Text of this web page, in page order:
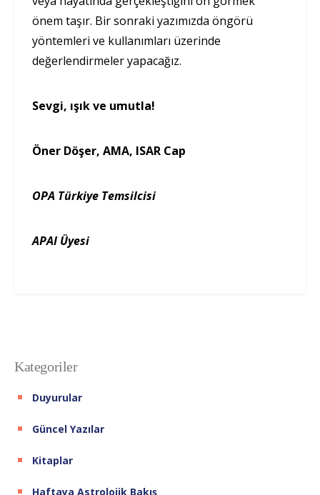
önem taşır. Bir sonraki yazımızda öngörü
yöntemleri ve kullanımları üzerinde
değerlendirmeler yapacağız.
Sevgi, ışık ve umutla!
Öner Döşer, AMA, ISAR Cap
OPA Türkiye Temsilcisi
APAI Üyesi
Kategoriler
Duyurular
Güncel Yazılar
Kitaplar
Haftaya Astrolojik Bakış